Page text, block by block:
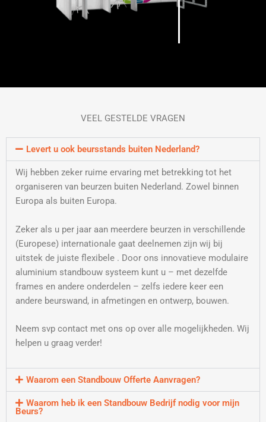
VEEL GESTELDE VRAGEN
Levert u ook beursstands buiten Nederland?
Wij hebben zeker ruime ervaring met betrekking tot het
organiseren van beurzen buiten Nederland. Zowel binnen
Europa als buiten Europa.
Zeker als u per jaar aan meerdere beurzen in verschillende
(Europese) internationale gaat deelnemen zijn wij bij
uitstek de juiste flexibele . Door ons innovatieve modulaire
aluminium standbouw systeem kunt u – met dezelfde
frames en andere onderdelen – zelfs iedere keer een
andere beurswand, in afmetingen en ontwerp, bouwen.
Neem svp contact met ons op over alle mogelijkheden. Wij
helpen u graag verder!
Waarom een Standbouw Offerte Aanvragen?
Waarom heb ik een Standbouw Bedrijf nodig voor mijn
Beurs?